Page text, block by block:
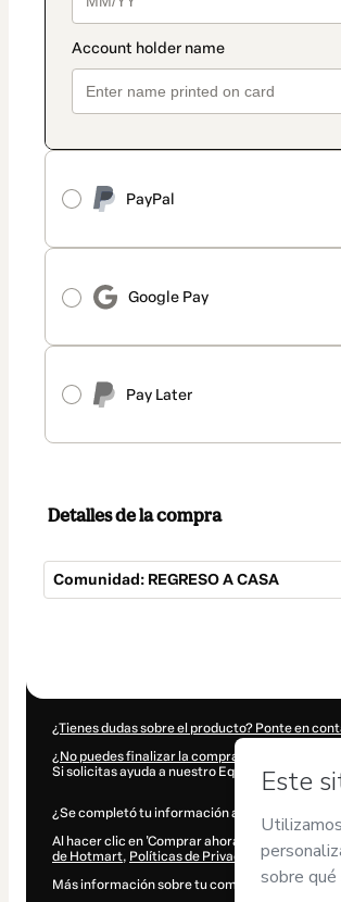
PayPal
Google Pay
Pay Later
Detalles de la compra
Comunidad: REGRESO A CASA
¿Tienes dudas sobre el producto? Ponte en
¿No puedes finalizar la compra? Visita nuestra
Si solicitas ayuda a nuestro Equipo de
¿Se completó tu información
Al hacer clic en 'Comprar ahora', declaro que
de Hotmart, Políticas de Privacidadyotras
Más información sobre tu compra aquí.